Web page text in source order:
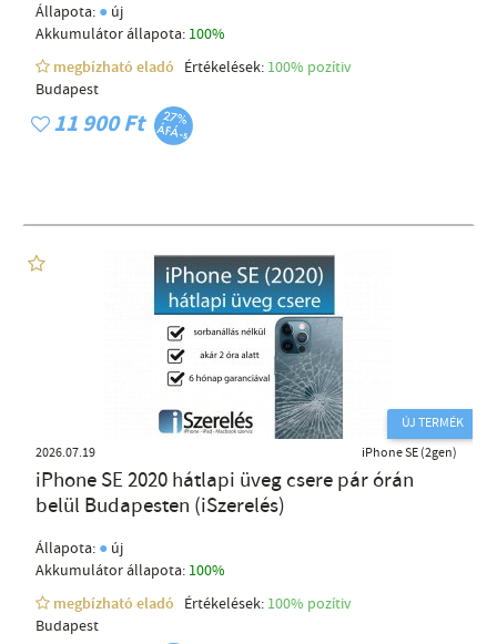
Állapota: ● új
Akkumulátor állapota: 100%
megbízható eladó
Értékelések: 100% pozítiv
Budapest
11 900 Ft
ÚJ TERMÉK
2026.07.19
iPhone SE (2gen)
iPhone SE 2020 hátlapi üveg csere pár órán
belül Budapesten (iSzerelés)
Állapota: ● új
Akkumulátor állapota: 100%
megbízható eladó
Értékelések: 100% pozítiv
Budapest